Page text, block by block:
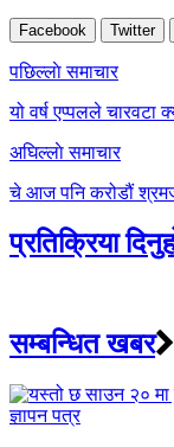
Facebook Twitter
Post
navigation
पछिल्लाे समाचार
यो वर्ष एप्पलले चारवटा
अघिल्लाे समाचार
चे आज पनि करोडौं
प्रतिक्रिया
सम्बन्धित खबर